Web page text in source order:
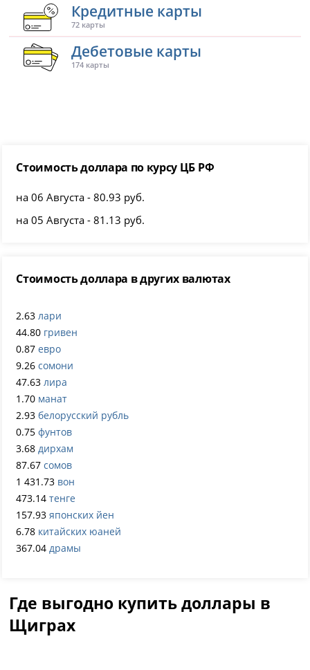
Кредитные карты
72 карты
Дебетовые карты
174 карты
Стоимость доллара по курсу ЦБ РФ
на 06 Августа - 80.93 руб.
на 05 Августа - 81.13 руб.
Стоимость доллара в других валютах
2.63лари
44.80 гривен
0.87евро
9.26сомони
47.63лира
1.70 манат
2.93белорусский рубль
0.75фунтов
3.68дирхам
87.67сомов
1 431.73 вон
473.14тенге
157.93японских йен
6.78 китайских юаней
367.04драмы
Где выгодно купить доллары в
Щиграх